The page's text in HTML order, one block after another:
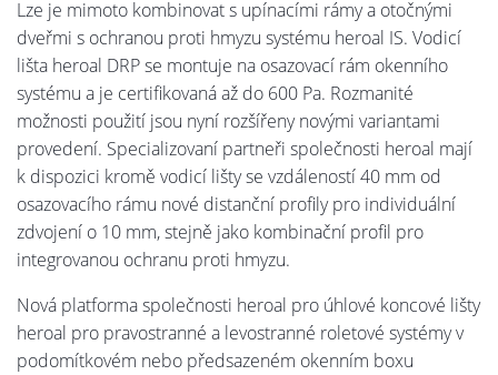
Lze je mimoto kombinovat s upínacími rámy a otočnými
dveřmi s ochranou proti hmyzu systému heroal IS. Vodicí
lišta heroal DRP se montuje na osazovací rám okenního
systému a je certifikovaná až do 600 Pa. Rozmanité
možnosti použití jsou nyní rozšířeny novými variantami
provedení. Specializovaní partneři společnosti heroal mají
k dispozici kromě vodicí lišty se vzdáleností 40 mm od
osazovacího rámu nové distanční profily pro individuální
zdvojení o 10 mm, stejně jako kombinační profil pro
integrovanou ochranu proti hmyzu.
Nová platforma společnosti heroal pro úhlové koncové lišty
heroal pro pravostranné a levostranné roletové systémy v
podomítkovém nebo předsazeném okenním boxu